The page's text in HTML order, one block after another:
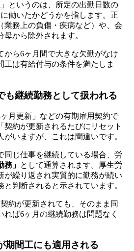
」というのは、所定の出勤日数の
働いたかどうかを指します。正
業務上の負傷・疾病など）や、会
から除外されます。
から6ヶ月間で大きな欠勤がなけ
工は有給付与の条件を満たしま
も継続勤務として扱われる
月更新」などの有期雇用契約で
契約が更新されるたびにリセット
がいますが、これは間違いです。
同じ仕事を継続している場合、労
務」 として通算されます。厚生労
が繰り返され実質的に勤務が続い
判断されると示されています。
約が更新されても、そのまま同
れば6ヶ月の継続勤務は問題なく
期間工にも適用される